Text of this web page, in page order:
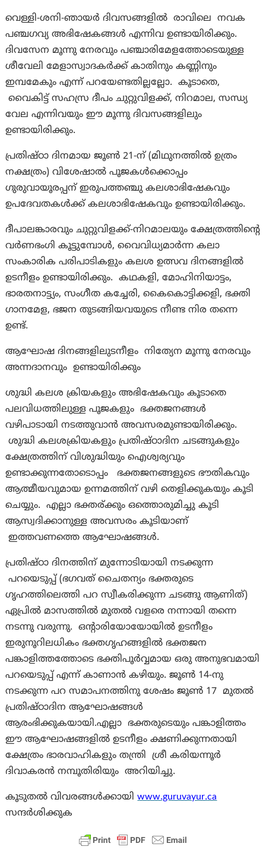
വെള്ളി-ശനി-ഞായർ ദിവസങ്ങളിൽ രാവിലെ നവക
പഞ്ചഗവ്യ അഭിഷേകങ്ങൾ എന്നിവ ഉണ്ടായിരിക്കും.
ദിവസേന മൂന്നു നേരവും പഞ്ചാരിമേളത്തോടെയുള്ള
ശീവേലി മേളാസ്വാദകർക്ക് കാതിനും കണ്ണിനും
ഇമ്പമേകും എന്ന് പറയേണ്ടതില്ലല്ലോ. കൂടാതെ,
വൈകിട്ട് സഹസ്ര ദീപം ചുറ്റുവിളക്ക്, നിറമാല, സന്ധ്യ
വേല എന്നിവയും ഈ മൂന്നു ദിവസങ്ങളിലും
ഉണ്ടായിരിക്കും.
പ്രതിഷ്ഠാ ദിനമായ ജൂൺ 21-ന് (മിഥുനത്തിൽ ഉത്രം
നക്ഷത്രം) വിശേഷാൽ പൂജകൾക്കൊപ്പം
ഗുരുവായൂരപ്പന് ഇരുപത്തഞ്ചു കലശാഭിഷേകവും
ഉപദേവതകൾക്ക്‌ കലശാഭിഷേകവും ഉണ്ടായിരിക്കും.
ദീപാലങ്കാരവും ചുറ്റുവിളക്ക്-നിറമാലയും ക്ഷേത്രത്തിന്റെ
വർണഭംഗി കൂട്ടുമ്പോൾ, വൈവിധ്യമാർന്ന കലാ
സംകാരിക പരിപാടികളും കലശ ഉത്സവ ദിനങ്ങളിൽ
ഉടനീളം ഉണ്ടായിരിക്കും. കഥകളി, മോഹിനിയാട്ടം,
ഭാരതനാട്ട്യം, സംഗീത കച്ചേരി, കൈകൊട്ടിക്കളി, ഭക്തി
ഗാനമേള, ഭജന തുടങ്ങിയവയുടെ നീണ്ട നിര തന്നെ
ഉണ്ട്.
ആഘോഷ ദിനങ്ങളിലുടനീളം നിത്യേന മൂന്നു നേരവും
അന്നദാനവും ഉണ്ടായിരിക്കും
ശുദ്ധി കലശ ക്രിയകളും അഭിഷേകവും കൂടാതെ
പലവിധത്തിലുള്ള പൂജകളും ഭക്തജനങ്ങൾ
വഴിപാടായി നടത്തുവാൻ അവസരമുണ്ടായിരിക്കും.
ശുദ്ധി കലശക്രിയകളും പ്രതിഷ്ഠാദിന ചടങ്ങുകളും
ക്ഷേത്രത്തിന് വിശുദ്ധിയും ഐശ്വര്യവും
ഉണ്ടാക്കുന്നതോടൊപ്പം ഭക്തജനങ്ങളുടെ ഭൗതികവും
ആത്മീയവുമായ ഉന്നമത്തിന് വഴി തെളിക്കുകയും കൂടി
ചെയ്യും. എല്ലാ ഭക്തര്ക്കും ഒത്തൊരുമിച്ചു കൂടി
ആസ്വദിക്കാനുള്ള അവസരം കൂടിയാണ്
ഇത്തവണത്തെ ആഘോഷങ്ങൾ.
പ്രതിഷ്ഠാ ദിനത്തിന് മുന്നോടിയായി നടക്കുന്ന
പറയെടുപ്പ് (ഭഗവത് ചൈതന്യം ഭക്തരുടെ
ഗൃഹത്തിലെത്തി പറ സ്വീകരിക്കുന്ന ചടങ്ങു ആണിത്)
ഏപ്രിൽ മാസത്തിൽ മുതൽ വളരെ നന്നായി തന്നെ
നടന്നു വരുന്നു. ഒന്റാരിയോയോയിൽ ഉടനീളം
ഇരുനൂറിലധികം ഭക്തഗൃഹങ്ങളിൽ ഭക്തജന
പങ്കാളിത്തത്തോടെ ഭക്തിപൂർവ്വമായ ഒരു അനുഭവമായി
പറയെടുപ്പ് എന്ന് കാണാൻ കഴിയും. ജൂൺ 14-നു
നടക്കുന്ന പറ സമാപനത്തിനു ശേഷം ജൂൺ 17 മുതൽ
പ്രതിഷ്ഠാദിന ആഘോഷങ്ങൾ
ആരംഭിക്കുകയായി.എല്ലാ ഭക്തരുടെയും പങ്കാളിത്തം
ഈ ആഘോഷങ്ങളിൽ ഉടനീളം ക്ഷണിക്കുന്നതായി
ക്ഷേത്രം ഭാരവാഹികളും തന്ത്രി ശ്രീ കരിയന്നൂർ
ദിവാകരൻ നമ്പൂതിരിയും അറിയിച്ചു.
കൂടുതൽ വിവരങ്ങൾക്കായിwww.guruvayur.ca
സന്ദർശിക്കുക